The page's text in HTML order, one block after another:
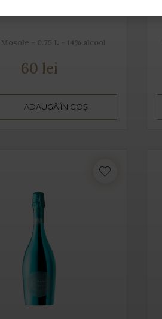
- 0.75 L - 14% alcool
60 lei
ADAUGĂ ÎN COȘ